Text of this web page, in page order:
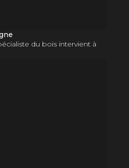
du bois intervient à